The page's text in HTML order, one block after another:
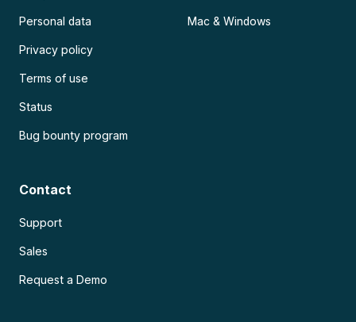
Personal data
Privacy policy
Terms of use
Status
Bug bounty program
Mac & Windows
Contact
Support
Sales
Request a Demo